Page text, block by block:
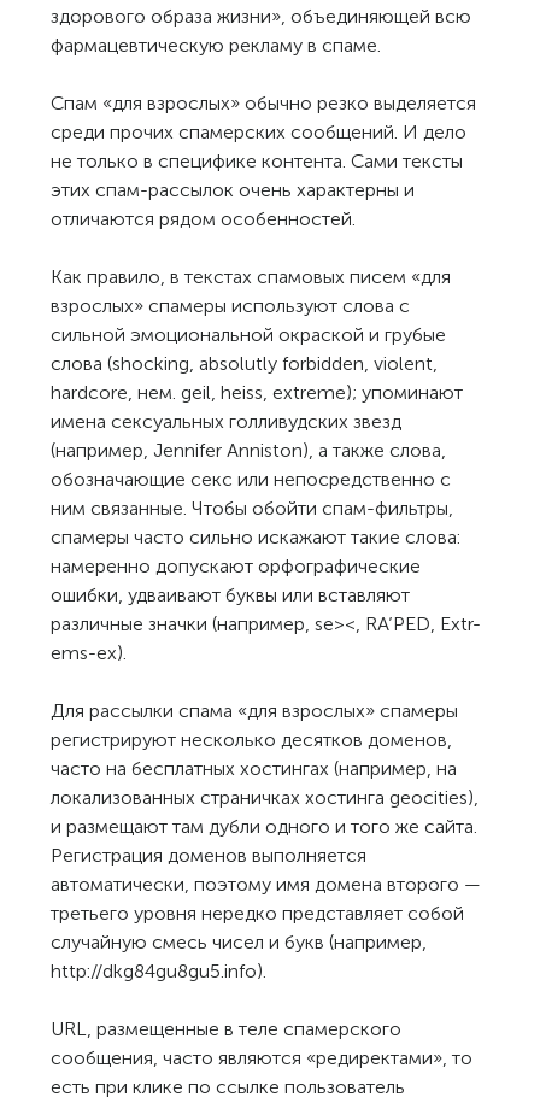
здорового образа жизни», объединяющей всю
фармацевтическую рекламу в спаме.
Спам «для взрослых» обычно резко выделяется
среди прочих спамерских сообщений. И дело
не только в специфике контента. Сами тексты
этих спам-рассылок очень характерны и
отличаются рядом особенностей.
Как правило, в текстах спамовых писем «для
взрослых» спамеры используют слова с
сильной эмоциональной окраской и грубые
слова (shocking, absolutly forbidden, violent,
hardcore, нем. geil, heiss, extreme); упоминают
имена сексуальных голливудских звезд
(например, Jennifer Anniston), а также слова,
обозначающие секс или непосредственно с
ним связанные. Чтобы обойти спам-фильтры,
спамеры часто сильно искажают такие слова:
намеренно допускают орфографические
ошибки, удваивают буквы или вставляют
различные значки (например, se><, RA’PED, Extr-
ems-ex).
Для рассылки спама «для взрослых» спамеры
регистрируют несколько десятков доменов,
часто на бесплатных хостингах (например, на
локализованных страничках хостинга geocities),
и размещают там дубли одного и того же сайта.
Регистрация доменов выполняется
автоматически, поэтому имя домена второго —
третьего уровня нередко представляет собой
случайную смесь чисел и букв (например,
http://dkg84gu8gu5.info).
URL, размещенные в теле спамерского
сообщения, часто являются «редиректами», то
есть при клике по ссылке пользователь